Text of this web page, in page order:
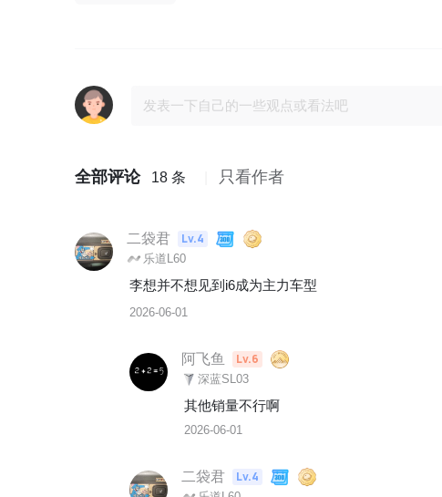
全部评论 18 条 只看作者
二袋君 Lv.4
乐道L60
李想并不想见到i6成为主力车型
2026-06-01
阿飞鱼 Lv.6
深蓝SL03
其他销量不行啊
2026-06-01
二袋君 Lv.4